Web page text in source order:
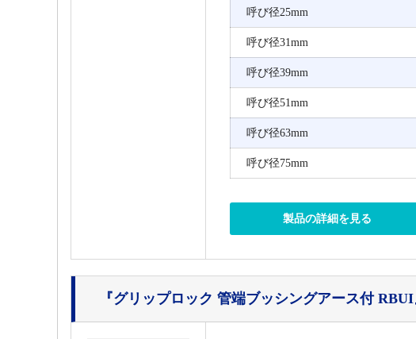
呼び径25mm
呼び径31mm
呼び径39mm
呼び径51mm
呼び径63mm
呼び径75mm
製品の詳細を見る
『グリップロック 管端ブッシングアース付 RBUI